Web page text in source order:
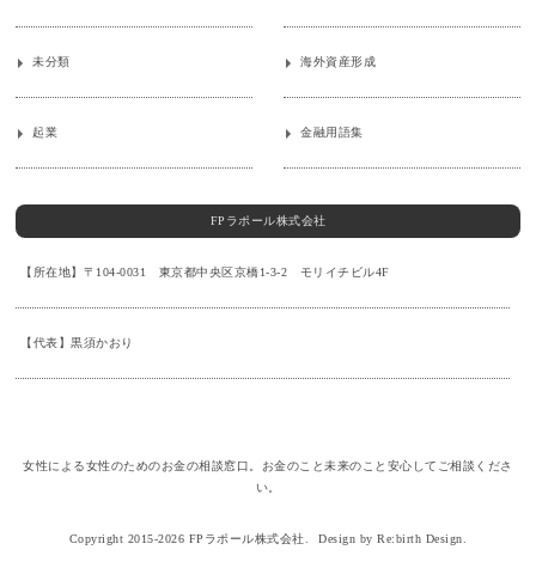
未分類 海外資産形成
起業 金融用語集
FPラポール株式会社
【所在地】〒104-0031 東京都中央区京橋1-3-2 モリイチビル4F
【代表】黒須かおり
女性による女性のためのお金の相談窓口。お金のこと未来のこと安心してご相談くださ
い。
Copyright 2015-2026 FPラポール株式会社. Design by Re:birth Design.